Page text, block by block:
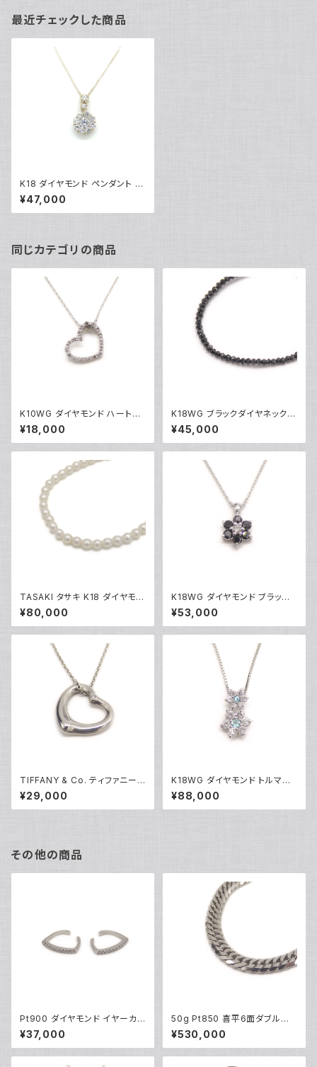
最近チェックした商品
K18 ダイヤモンド ペンダント ネ
ックレス 18金 ベネチアンチェー
ン Y04067
¥47,000
同じカテゴリの商品
K10WG ダイヤモンド ハートペ
ンダント ネックレス 10金 ホワ
イトゴールド アズキチェーン Y0
4907
¥18,000
K18WG ブラックダイヤネックレ
ス 18金 ホワイトゴールド Y051
01
¥45,000
TASAKI タサキ K18 ダイヤモン
ド パールネックレス 18金 Y05
014
¥80,000
K18WG ダイヤモンド ブラック
ダイヤ フラワーデザイン ペンダ
ント ネックレス 18金 ホワイトゴ
ールド アズキチェーン Y05103
¥53,000
TIFFANY & Co. ティファニー
エレサペレッティ オープンハー
ト 1Pダイヤ ペンダント ネックレ
ス シルバー925 アズキチェーン
¥29,000
K18WG ダイヤモンド トルマリ
ン フラワーデザイン ペンダント
ネックレス 18金 ホワイトゴール
ド ベネチアンチェーン Y05100
¥88,000
その他の商品
Pt900 ダイヤモンド イヤーカフ
プラチナ Y05254
¥37,000
50g Pt850 喜平6面ダブルネッ
クレス プラチナ ネックレスチェ
ーン Y05262
¥530,000